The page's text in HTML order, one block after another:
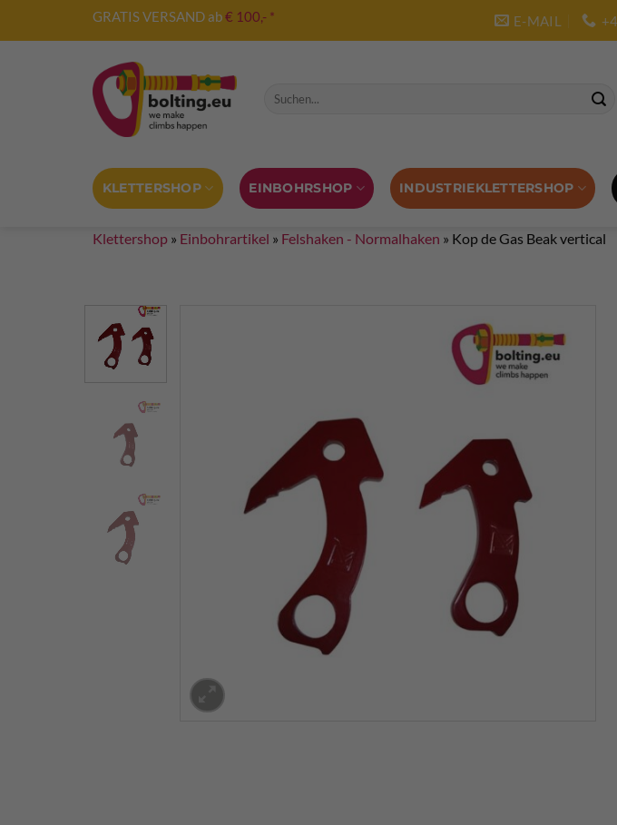
GRATIS VERSAND ab€ 100,- * E-MAIL
Suche nach:
KLETTERSHOP EINBOHRSHOP INDUSTRIEKLETTERSHOP
Klettershop » Einbohrartikel » Felshaken - Normalhaken » Kop de Gas Beak vertical